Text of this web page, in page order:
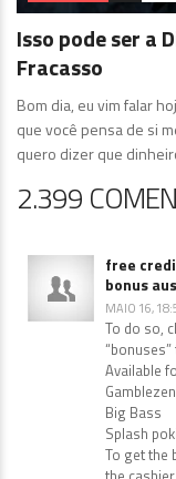
Isso pode ser a
Fracasso
Bom dia, eu vim falar
que você pensa de si
quero dizer que
2.399
free
bonus
MAIO 16,
To do so,
“bonuses”
Available
Big Bass
Splash
To get the